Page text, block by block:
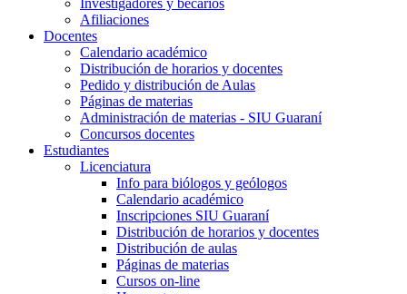
Afiliaciones
Docentes
Calendario académico
Distribución de horarios y docentes
Pedido y distribución de Aulas
Páginas de materias
Administración de materias - SIU Guaraní
Concursos docentes
Estudiantes
Licenciatura
Info para biólogos y geólogos
Calendario académico
Inscripciones SIU Guaraní
Distribución de horarios y docentes
Distribución de aulas
Páginas de materias
Cursos on-line